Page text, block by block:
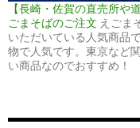
【長崎・佐賀の直売所や
ごまそばのご注文 えごま
いただいている人気商品
物で人気です。東京など
い商品なのでおすすめ！